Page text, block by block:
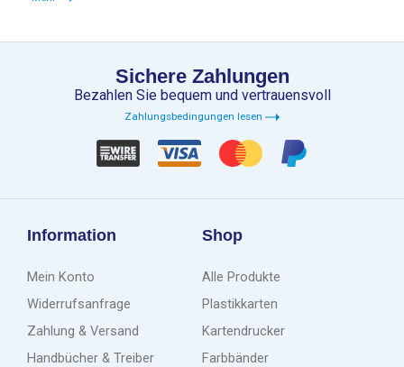
Sichere Zahlungen
Bezahlen Sie bequem und vertrauensvoll
Zahlungsbedingungen lesen
Information
Mein Konto
Widerrufsanfrage
Zahlung & Versand
Handbücher & Treiber
Shop
Alle Produkte
Plastikkarten
Kartendrucker
Farbbänder